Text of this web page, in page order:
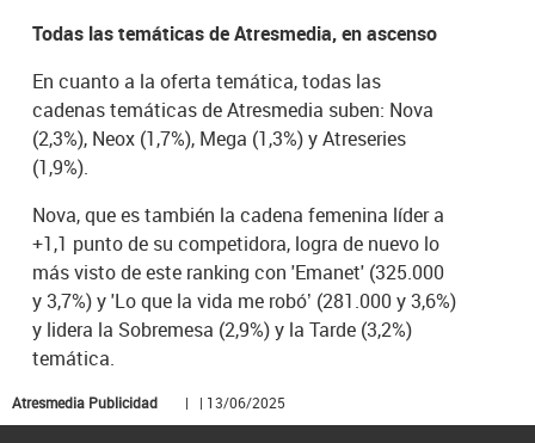
Todas las temáticas de Atresmedia, en ascenso
En cuanto a la oferta temática, todas las
cadenas temáticas de Atresmedia suben: Nova
(2,3%), Neox (1,7%), Mega (1,3%) y Atreseries
(1,9%).
Nova, que es también la cadena femenina líder a
+1,1 punto de su competidora, logra de nuevo lo
más visto de este ranking con 'Emanet' (325.000
y 3,7%) y 'Lo que la vida me robó’ (281.000 y 3,6%)
y lidera la Sobremesa (2,9%) y la Tarde (3,2%)
temática.
Atresmedia Publicidad | | 13/06/2025